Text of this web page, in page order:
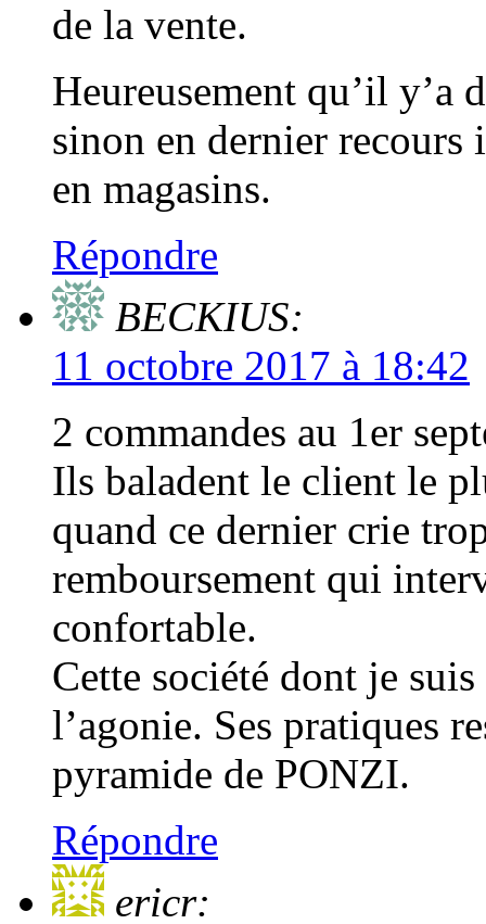
de la vente.
Heureusement qu’il y’a
sinon en dernier recours
en magasins.
Répondre
BECKIUS:
11 octobre 2017 à 18:42
2 commandes au 1er
Ils baladent le client le
quand ce dernier crie
remboursement qui
confortable.
Cette société dont je
l’agonie. Ses pratiques
pyramide de PONZI.
Répondre
ericr: